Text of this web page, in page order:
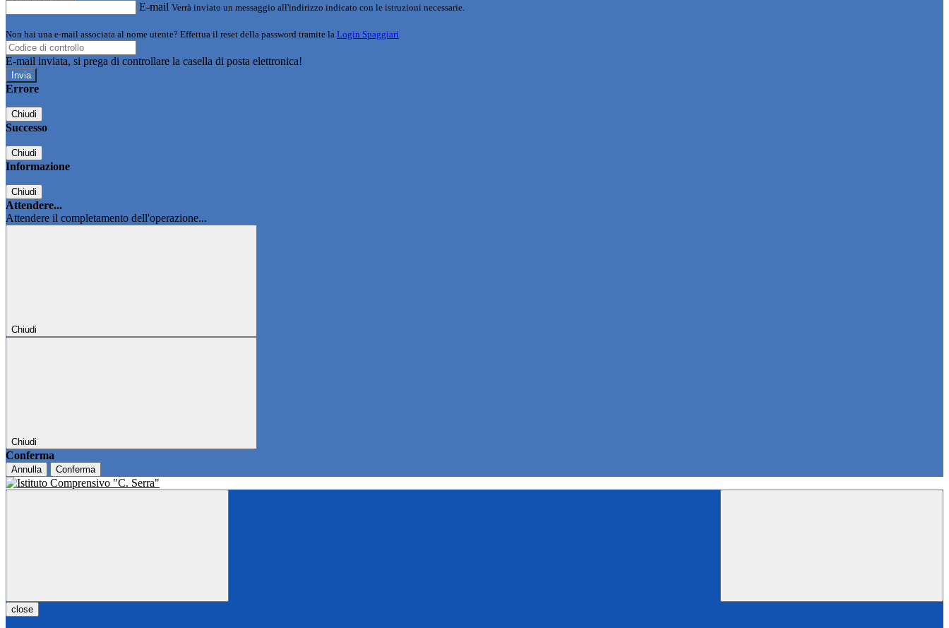
E-mail Verrà inviato un messaggio all'indirizzo indicato con le istruzioni necessarie.
Non hai una e-mail associata al nome utente? Effettua il reset della password tramite la Login Spaggiari
E-mail inviata, si prega di controllare la casella di posta elettronica!
Errore
Chiudi
Successo
Chiudi
Informazione
Chiudi
Attendere...
Attendere il completamento dell'operazione...
Chiudi
Chiudi
Conferma
Annulla Conferma
close